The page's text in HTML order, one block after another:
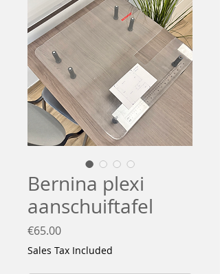
Bernina plexi
aanschuiftafel
€65.00Price
Sales Tax Included